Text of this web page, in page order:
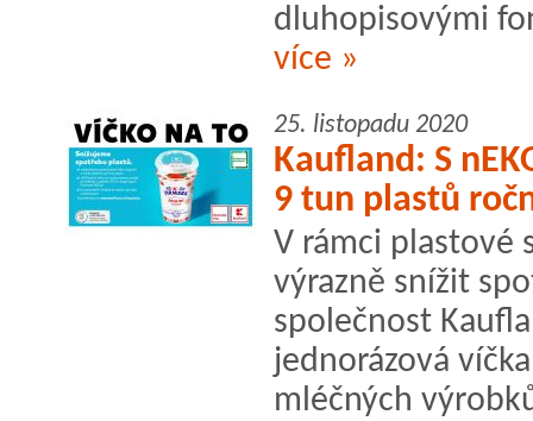
dluhopisovými
více »
25. listopadu 2020
Kaufland: S
9 tun plastů
V rámci plastové
výrazně snížit
společnost
jednorázová
mléčných